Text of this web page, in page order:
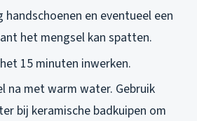
handschoenen en eventueel een
het mengsel kan spatten.
15 minuten inwerken.
na met warm water. Gebruik
bij keramische badkuipen om